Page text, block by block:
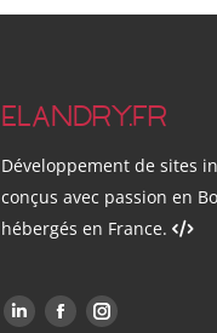
ELANDRY.FR
Développement de sites
conçus avec passion en
hébergés en France.
Trouvez-nous sur :
LinkedInFacebookInstagram